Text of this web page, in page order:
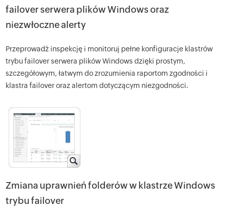
failover serwera plików Windows oraz
niezwłoczne alerty
Przeprowadź inspekcję i monitoruj pełne konfiguracje klastrów
trybu failover serwera plików Windows dzięki prostym,
szczegółowym, łatwym do zrozumienia raportom zgodności i
klastra failover oraz alertom dotyczącym niezgodności.
Zmiana uprawnień folderów w klastrze Windows
trybu failover